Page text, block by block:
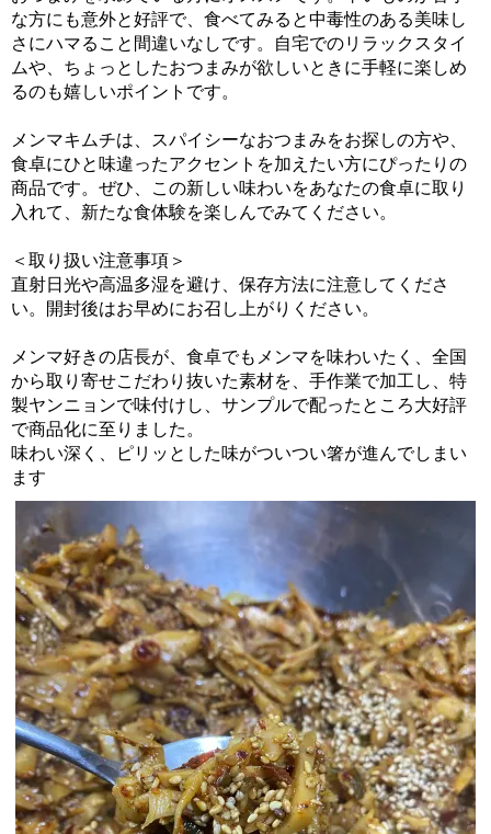
な方にも意外と好評で、食べてみると中毒性のある美味し
さにハマること間違いなしです。自宅でのリラックスタイ
ムや、ちょっとしたおつまみが欲しいときに手軽に楽しめ
るのも嬉しいポイントです。
メンマキムチは、スパイシーなおつまみをお探しの方や、
食卓にひと味違ったアクセントを加えたい方にぴったりの
商品です。ぜひ、この新しい味わいをあなたの食卓に取り
入れて、新たな食体験を楽しんでみてください。
＜取り扱い注意事項＞
直射日光や高温多湿を避け、保存方法に注意してくださ
い。開封後はお早めにお召し上がりください。
メンマ好きの店長が、食卓でもメンマを味わいたく、全国
から取り寄せこだわり抜いた素材を、手作業で加工し、特
製ヤンニョンで味付けし、サンプルで配ったところ大好評
で商品化に至りました。
味わい深く、ピリッとした味がついつい箸が進んでしまい
ます